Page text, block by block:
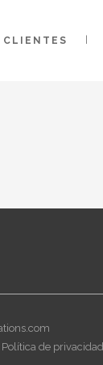
CLIENTES
Política de privacidad